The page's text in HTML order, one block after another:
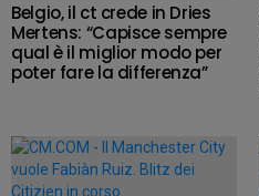
Belgio, il ct crede in Dries
Mertens: “Capisce sempre
qual è il miglior modo per
poter fare la differenza”